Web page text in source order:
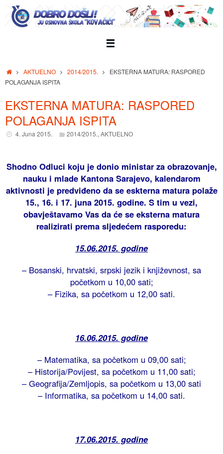
Skip
content
HomeAKTUELNO 2014/2015.
EKSTERNA MATURA: RASPORED
POLAGANJA ISPITA
EKSTERNA MATURA: RASPORED
POLAGANJA ISPITA
4. Juna 2015. 2014/2015.,AKTUELNO
Shodno Odluci koju je donio ministar za obrazovanje,
nauku i mlade Kantona Sarajevo, kalendarom
aktivnosti je predviđeno da se eskterna matura polaže
15., 16. i 17. juna 2015. godine. S tim u vezi,
obavještavamo Vas da će se eksterna matura
realizirati prema sljedećem rasporedu:
15.06.2015. godine
– Bosanski, hrvatski, srpski jezik i književnost, sa
početkom u 10,00 sati;
– Fizika, sa početkom u 12,00 sati.
16.06.2015. godine
– Matematika, sa početkom u 09,00 sati;
– Historija/Povijest, sa početkom u 11,00 sati;
– Geografija/Zemljopis, sa početkom u 13,00 sati
– Informatika, sa početkom u 14,00 sati.
17.06.2015. godine